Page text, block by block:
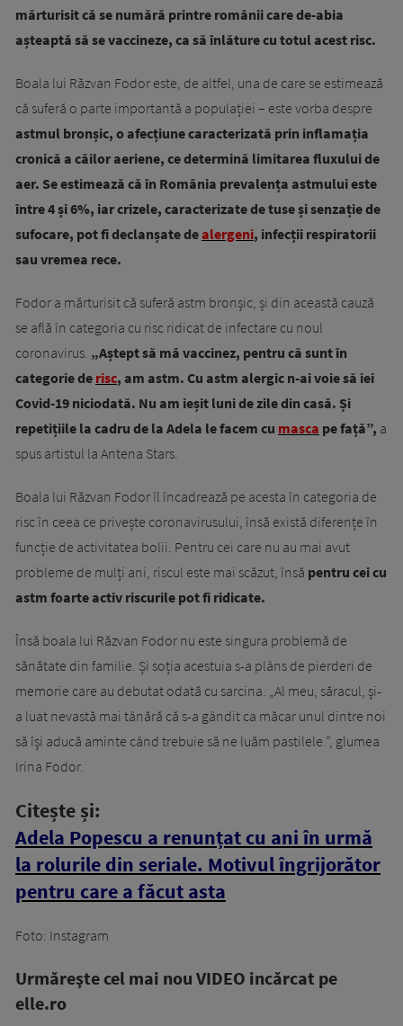
mărturisit că se numără printre românii care de-abia
așteaptă să se vaccineze, ca să înlăture cu totul acest risc.
Boala lui Răzvan Fodor este, de altfel, una de care se estimează
că suferă o parte importantă a populației – este vorba despre
astmul bronșic, o afecțiune caracterizată prin inflamația
cronică a căilor aeriene, ce determină limitarea fluxului de
aer. Se estimează că în România prevalența astmului este
între 4 și 6%, iar crizele, caracterizate de tuse și senzație de
sufocare, pot fi declanșate dealergeni, infecții respiratorii
sau vremea rece.
Fodor a mărturisit că suferă astm bronșic, și din această cauză
se află în categoria cu risc ridicat de infectare cu noul
coronavirus. „Aștept să mă vaccinez, pentru că sunt în
categorie de risc, am astm. Cu astm alergic n-ai voie să iei
Covid-19 niciodată. Nu am ieșit luni de zile din casă. Și
repetițiile la cadru de la Adela le facem cu masca pe față”, a
spus artistul la Antena Stars.
Boala lui Răzvan Fodor îl încadrează pe acesta în categoria de
risc în ceea ce privește coronavirusului, însă există diferențe în
funcție de activitatea bolii. Pentru cei care nu au mai avut
probleme de mulți ani, riscul este mai scăzut, însă pentru cei cu
astm foarte activ riscurile pot fi ridicate.
Însă boala lui Răzvan Fodor nu este singura problemă de
sănătate din familie. Și soția acestuia s-a plâns de pierderi de
memorie care au debutat odată cu sarcina. „Al meu, săracul, şi-
a luat nevastă mai tânără că s-a gândit ca măcar unul dintre noi
să îşi aducă aminte când trebuie să ne luăm pastilele.”, glumea
Irina Fodor.
Citește și:
Adela Popescu a renunțat cu ani în urmă
la rolurile din seriale. Motivul îngrijorător
pentru care a făcut asta
Foto: Instagram
Urmăreşte cel mai nou VIDEO incărcat pe
elle.ro